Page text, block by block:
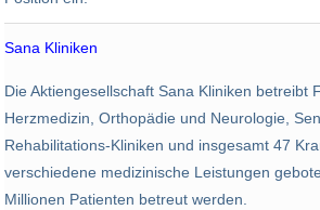
Sana Kliniken
27.350
2,16
Die Aktiengesellschaft Sana Kliniken betreibt
Herzmedizin, Orthopädie und Neurologie,
Rehabilitations-Kliniken und insgesamt 47
verschiedene medizinische Leistungen
Millionen Patienten betreut werden.